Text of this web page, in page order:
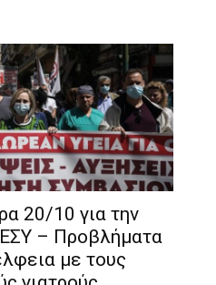
20/10 για την
– Προβλήματα
με τους